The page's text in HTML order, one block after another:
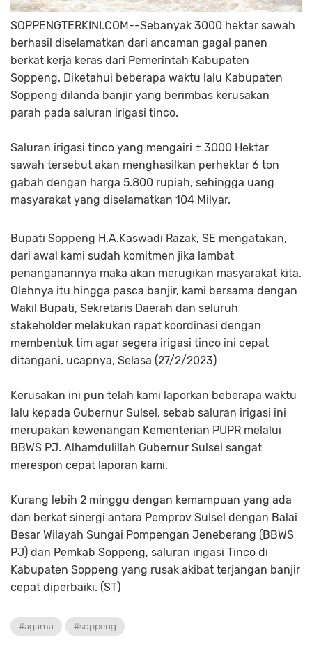
SOPPENGTERKINI.COM--Sebanyak 3000 hektar sawah
berhasil diselamatkan dari ancaman gagal panen
berkat kerja keras dari Pemerintah Kabupaten
Soppeng. Diketahui beberapa waktu lalu Kabupaten
Soppeng dilanda banjir yang berimbas kerusakan
parah pada saluran irigasi tinco.
Saluran irigasi tinco yang mengairi ± 3000 Hektar
sawah tersebut akan menghasilkan perhektar 6 ton
gabah dengan harga 5.800 rupiah, sehingga uang
masyarakat yang diselamatkan 104 Milyar.
Bupati Soppeng H.A.Kaswadi Razak, SE mengatakan,
dari awal kami sudah komitmen jika lambat
penanganannya maka akan merugikan masyarakat kita.
Olehnya itu hingga pasca banjir, kami bersama dengan
Wakil Bupati, Sekretaris Daerah dan seluruh
stakeholder melakukan rapat koordinasi dengan
membentuk tim agar segera irigasi tinco ini cepat
ditangani. ucapnya, Selasa (27/2/2023)
Kerusakan ini pun telah kami laporkan beberapa waktu
lalu kepada Gubernur Sulsel, sebab saluran irigasi ini
merupakan kewenangan Kementerian PUPR melalui
BBWS PJ. Alhamdulillah Gubernur Sulsel sangat
merespon cepat laporan kami.
Kurang lebih 2 minggu dengan kemampuan yang ada
dan berkat sinergi antara Pemprov Sulsel dengan Balai
Besar Wilayah Sungai Pompengan Jeneberang (BBWS
PJ) dan Pemkab Soppeng, saluran irigasi Tinco di
Kabupaten Soppeng yang rusak akibat terjangan banjir
cepat diperbaiki. (ST)
#agama #soppeng